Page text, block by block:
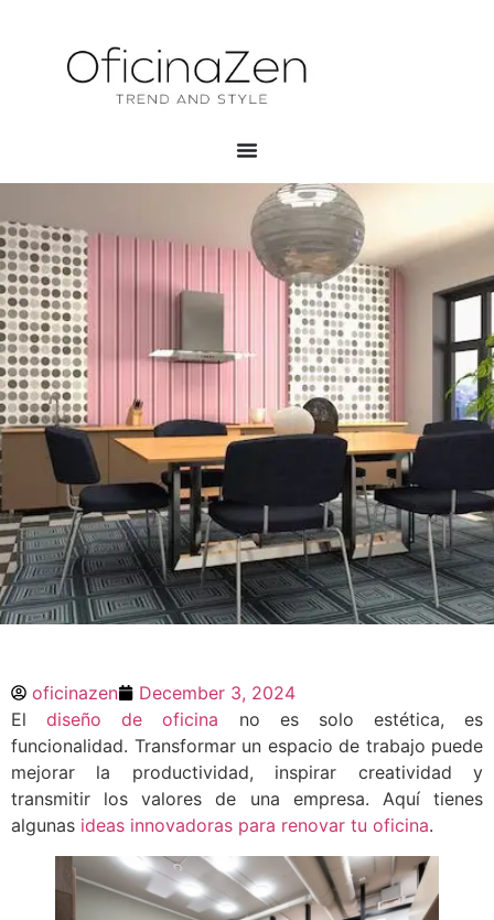
Mejorar el Diseño de tu
Oficina
El diseño de oficina no es solo estética,
es funcionalidad. Transformar un espacio
de trabajo puede mejorar la
productividad, inspirar creatividad y
Aquí tienes algunas ideas innovadoras
para renovar tu oficina. La importancia
oficinazen
December 3, 2024
Eldiseño de oficina no es solo estética, es
funcionalidad. Transformar un espacio de trabajo puede
mejorar la productividad, inspirar creatividad y
transmitir los valores de una empresa. Aquí tienes
algunas ideas innovadoras para renovar tu oficina.